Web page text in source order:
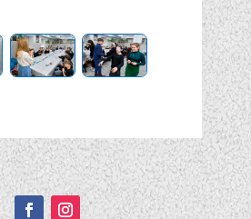
Подписывайтесь!